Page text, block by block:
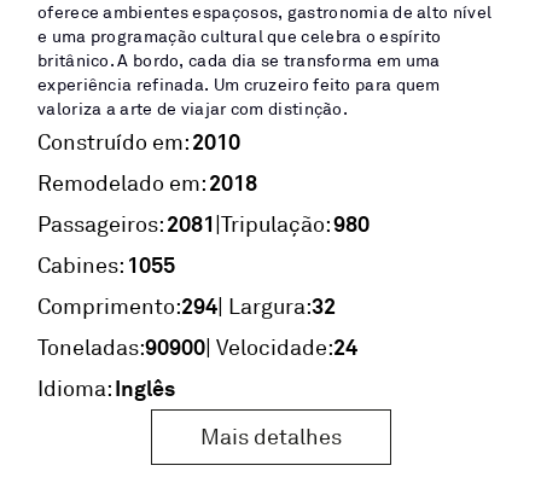
oferece ambientes espaçosos, gastronomia de alto nível
e uma programação cultural que celebra o espírito
britânico. A bordo, cada dia se transforma em uma
experiência refinada. Um cruzeiro feito para quem
valoriza a arte de viajar com distinção.
Construído em:2010
Remodelado em:2018
Passageiros:2081|Tripulação:980
Cabines: 1055
Comprimento:294| Largura:32
Toneladas:90900| Velocidade:24
Idioma:Inglês
Mais detalhes